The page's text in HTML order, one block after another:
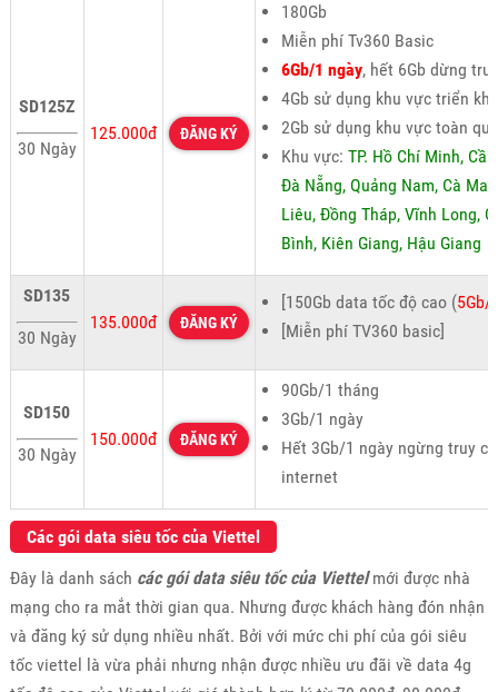
SD125Z
30 Ngày
125.000đ ĐĂNG KÝ
180Gb
Miễn phí Tv360 Basic
6Gb/1 ngày, hết 6Gb dừng
4Gb sử dụng khu vực triển
2Gb sử dụng khu vực toàn
Khu vực: TP. Hồ Chí Minh,
Đà Nẵng, Quảng Nam, Cà
Liêu, Đồng Tháp, Vĩnh Long,
Bình, Kiên Giang, Hậu Giang
SD135
30 Ngày
135.000đ ĐĂNG KÝ
[150Gb data tốc độ cao (5Gb/
[Miễn phí TV360 basic]
SD150
30 Ngày
150.000đ ĐĂNG KÝ
90Gb/1 tháng
3Gb/1 ngày
Hết 3Gb/1 ngày ngừng truy
internet
Các gói data siêu tốc của Viettel
Đây là danh sách các gói data siêu tốc của Viettelmới được nhà
mạng cho ra mắt thời gian qua. Nhưng được khách hàng đón nhận
và đăng ký sử dụng nhiều nhất. Bởi với mức chi phí của gói siêu
tốc viettel là vừa phải nhưng nhận được nhiều ưu đãi về data 4g